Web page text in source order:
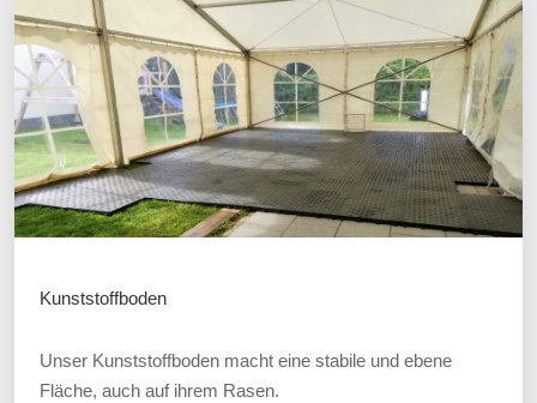
Kunststoffboden
Unser Kunststoffboden macht eine stabile und ebene
Fläche, auch auf ihrem Rasen.